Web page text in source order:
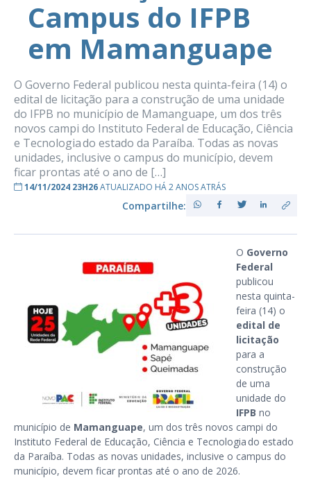
Campus do IFPB
em Mamanguape
O Governo Federal publicou nesta quinta-feira (14) o
edital de licitação para a construção de uma unidade
do IFPB no município de Mamanguape, um dos três
novos campi do Instituto Federal de Educação, Ciência
e Tecnologia do estado da Paraíba. Todas as novas
unidades, inclusive o campus do município, devem
ficar prontas até o ano de […]
14/11/2024 23H26ATUALIZADO HÁ 2 ANOS ATRÁS
Compartilhe:
O Governo
Federal
publicou
nesta quinta-
feira (14) o
edital de
licitação
para a
construção
de uma
unidade do
IFPB no
município de Mamanguape, um dos três novos campi do
Instituto Federal de Educação, Ciência e Tecnologia do estado
da Paraíba. Todas as novas unidades, inclusive o campus do
município, devem ficar prontas até o ano de 2026.